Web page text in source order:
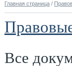
Главная страница /
Все